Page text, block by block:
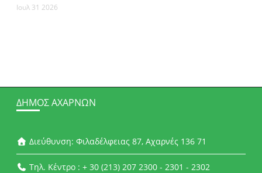
Ιουλ 31 2026
ΔΉΜΟΣ ΑΧΑΡΝΏΝ
Διεύθυνση: Φιλαδέλφειας 87, Αχαρνές 136 71
Τηλ. Κέντρο : + 30 (213) 207 2300 - 2301 - 2302